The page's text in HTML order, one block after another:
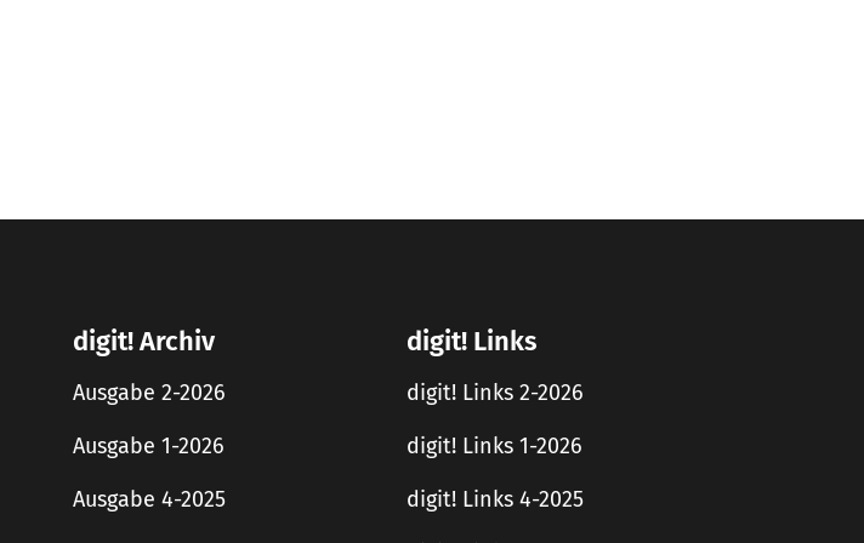
digit! Archiv
Ausgabe 2-2026
Ausgabe 1-2026
Ausgabe 4-2025
digit! Links
digit! Links 2-2026
digit! Links 1-2026
digit! Links 4-2025